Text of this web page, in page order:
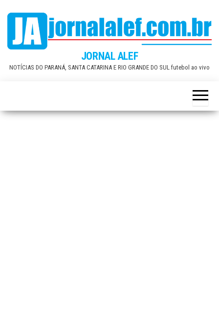
content
JORNAL ALEF
NOTÍCIAS DO PARANÁ, SANTA CATARINA E RIO GRANDE DO SUL futebol ao vivo